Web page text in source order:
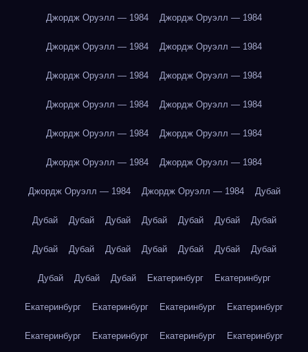
Джордж Оруэлл — 1984 Джордж Оруэлл — 1984
Джордж Оруэлл — 1984 Джордж Оруэлл — 1984
Джордж Оруэлл — 1984 Джордж Оруэлл — 1984
Джордж Оруэлл — 1984 Джордж Оруэлл — 1984
Джордж Оруэлл — 1984 Джордж Оруэлл — 1984
Джордж Оруэлл — 1984 Джордж Оруэлл — 1984
Джордж Оруэлл — 1984 Джордж Оруэлл — 1984 Дубай
Дубай Дубай Дубай Дубай Дубай Дубай Дубай
Дубай Дубай Дубай Дубай Дубай Дубай Дубай
Дубай Дубай Дубай Екатеринбург Екатеринбург
Екатеринбург Екатеринбург Екатеринбург Екатеринбург
Екатеринбург Екатеринбург Екатеринбург Екатеринбург